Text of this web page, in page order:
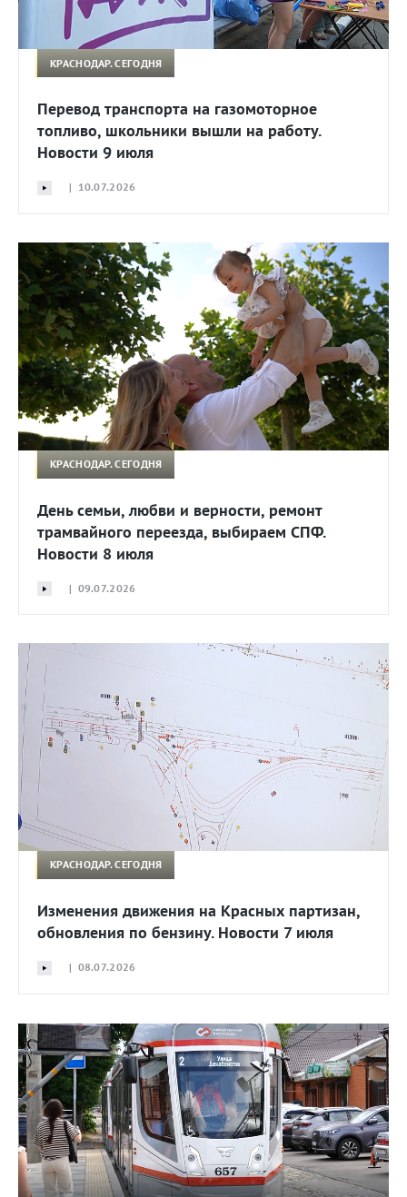
КРАСНОДАР. СЕГОДНЯ
Перевод транспорта на газомоторное
топливо, школьники вышли на работу.
Новости 9 июля
| 10.07.2026
КРАСНОДАР. СЕГОДНЯ
День семьи, любви и верности, ремонт
трамвайного переезда, выбираем СПФ.
Новости 8 июля
| 09.07.2026
КРАСНОДАР. СЕГОДНЯ
Изменения движения на Красных партизан,
обновления по бензину. Новости 7 июля
| 08.07.2026